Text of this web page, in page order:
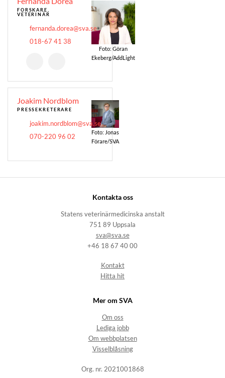
FORSKARE,
VETERINÄR
fernanda.dorea@sva.se
018-67 41 38
Foto: Göran
Ekeberg/AddLight
Joakim Nordblom
PRESSEKRETERARE
joakim.nordblom@sva.se
070-220 96 02
Foto: Jonas
Förare/SVA
Kontakta oss
Statens veterinärmedicinska anstalt
751 89 Uppsala
sva@sva.se
+46 18 67 40 00
Kontakt
Hitta hit
Mer om SVA
Om oss
Lediga jobb
Om webbplatsen
Visselblåsning
Org. nr. 2021001868